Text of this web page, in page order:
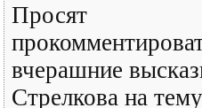
Просят
вчерашние
Стрелкова на тему